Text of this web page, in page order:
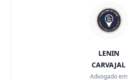
LENIN
CARVAJAL
Advogado em